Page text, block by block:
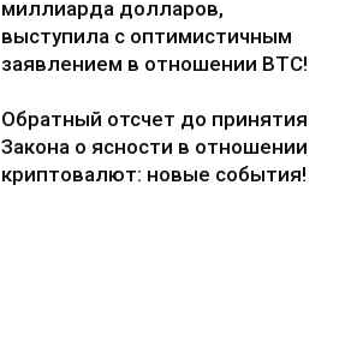
миллиарда долларов,
выступила с оптимистичным
заявлением в отношении BTC!
Обратный отсчет до принятия
Закона о ясности в отношении
криптовалют: новые события!